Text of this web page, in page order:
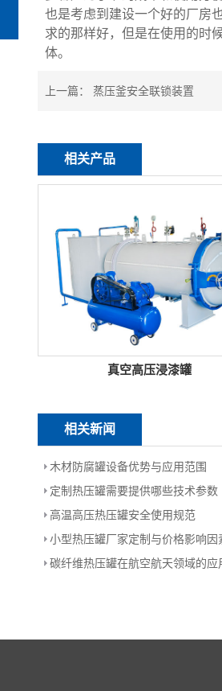
也是考虑到建设一个好的厂房
求的那样好，但是在使用的时
体。
上一篇： 蒸压釜安全联锁装置
相关产品
真空高压浸漆罐
相关新闻
木材防腐罐设备优势与应用范围
定制热压罐需要提供哪些技术参数
高温高压热压罐安全使用规范
小型热压罐厂家定制与价格影响因
碳纤维热压罐在航空航天领域的应